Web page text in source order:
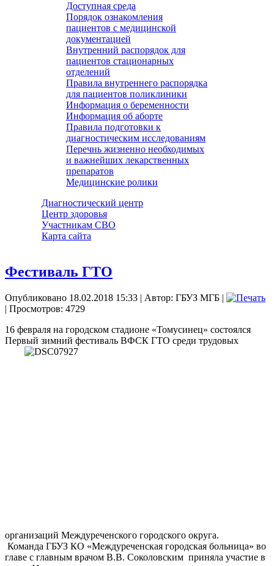
Доступная среда
Порядок ознакомления
пациентов с медицинской
документацией
Внутренний распорядок для
пациентов стационарных
отделений
Правила внутреннего распорядка
для пациентов поликлиники
Информация о беременности
Информация об аборте
Правила подготовки к
диагностическим исследованиям
Перечнь жизненно необходимых
и важнейших лекарственных
препаратов
Медицинские ролики
Диагностический центр
Центр здоровья
Участникам СВО
Карта сайта
Фестиваль ГТО
Опубликовано 18.02.2018 15:33 | Автор: ГБУЗ МГБ |
| Просмотров: 4729
16 февраля на городском стадионе «Томусинец» состоялся
Первый зимний фестиваль ВФСК ГТО среди трудовых
организаций Междуреченского городского округа.
Команда ГБУЗ КО «Междуреченская городская больница» во
главе с главным врачом В.В. Соколовским приняла участие в